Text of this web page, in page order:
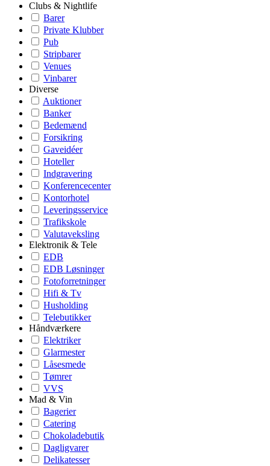
Clubs & Nightlife
Barer
Private Klubber
Pub
Stripbarer
Venues
Vinbarer
Diverse
Auktioner
Banker
Bedemænd
Forsikring
Gaveidéer
Hoteller
Indgravering
Konferencecenter
Kontorhotel
Leveringsservice
Trafikskole
Valutaveksling
Elektronik & Tele
EDB
EDB Løsninger
Fotoforretninger
Hifi & Tv
Husholding
Telebutikker
Håndværkere
Elektriker
Glarmester
Låsesmede
Tømrer
VVS
Mad & Vin
Bagerier
Catering
Chokoladebutik
Dagligvarer
Delikatesser